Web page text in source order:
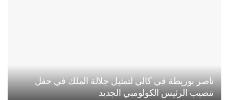
ناصر بوريطة في كالي لتمثيل جلالة الملك في حفل
تنصيب الرئيس الكولومبي الجديد